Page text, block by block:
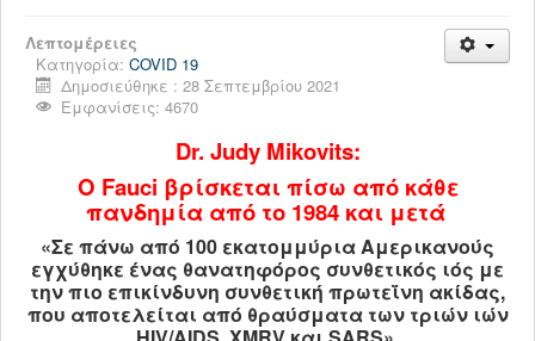
ΠΟΛΙΤΙΚΗ ΕΛΛΑΔΑ
ΠΟΛΙΤΙΚΗ ΚΟΣΜΟΣ
ΠΟΛΙΤΙΚΕΣ ΔΟΛΟΦΟΝΙΕΣ
ΠΟΛΙΤΙΚΉ - ΕΥΡΏΠΗ
ΙΣΤΟΡΙΑ
ΚΟΜΜΟΥΝΙΣΜΟΣ
ΝΑΖΙΣΜΟΣ
Λεπτομέρειες
Κατηγορία: COVID 19
Δημοσιεύθηκε : 28 Σεπτεμβρίου 2021
Εμφανίσεις: 4670
Dr. Judy Mikovits:
Ο Fauci βρίσκεται πίσω από κάθε
πανδημία από το 1984 και μετά
«Σε πάνω από 100 εκατομμύρια Αμερικανούς
εγχύθηκε ένας θανατηφόρος συνθετικός ιός με
την πιο επικίνδυνη συνθετική πρωτεΐνη ακίδας,
που αποτελείται από θραύσματα των τριών ιών